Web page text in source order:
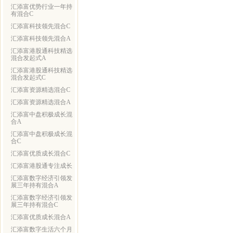
汇添富优势行业一年持
有混合C
汇添富科技领先混合C
汇添富科技领先混合A
汇添富港股通科技精选
混合发起式A
汇添富港股通科技精选
混合发起式C
汇添富资源精选混合C
汇添富资源精选混合A
汇添富中盘积极成长混
合A
汇添富中盘积极成长混
合C
汇添富优质成长混合C
汇添富港股通专注成长
汇添富数字经济引领发
展三年持有混合A
汇添富数字经济引领发
展三年持有混合C
汇添富优质成长混合A
汇添富数字生活六个月